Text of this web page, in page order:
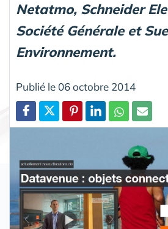
Netatmo, Schneider
Société Générale et
Environnement.
Publié le 06 octobre 2014
Partager